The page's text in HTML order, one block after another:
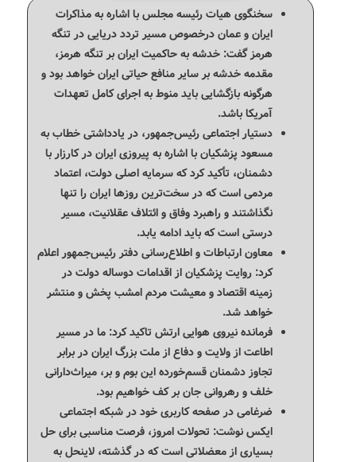
سخنگوی هیات رئیسه مجلس با اشاره به مذاکرات
ایران و عمان درخصوص مسیر تردد دریایی در تنگه
هرمز گفت: خدشه به حاکمیت ایران بر تنگه هرمز،
مقدمه‌ خدشه بر سایر منافع حیاتی ایران خواهد بود و
هرگونه بازگشایی باید منوط به اجرای کامل تعهدات
آمریکا باشد.
دستیار اجتماعی رئیس‌جمهور، در یادداشتی خطاب به
مسعود پزشکیان با اشاره به پیروزی ایران در کارزار با
دشمنان، تأکید کرد که سرمایه اصلی دولت، اعتماد
مردمی است که در سخت‌ترین روزها ایران را تنها
نگذاشتند و راهبرد وفاق و ائتلاف عقلانیت، مسیر
درستی است که باید ادامه یابد.
معاون ارتباطات و اطلاع‌رسانی دفتر رئیس‌جمهور اعلام
کرد: روایت پزشکیان از اقدامات دوساله دولت در
زمینه اقتصاد و معیشت مردم امشب پخش و منتشر
خواهد شد.
فرمانده نیروی هوایی ارتش تاکید کرد: ما در مسیر
اطاعت از ولایت و دفاع از ملت بزرگ ایران در برابر
تجاوز دشمنان قسم‌خورده‌ این بوم و بر، میراث‌دارانی
خلف و رهروانی جان بر کف خواهیم بود.
ضرغامی در صفحه کاربری خود در شبکه اجتماعی
ایکس نوشت: تحولات امروز، فرصت مناسبی برای حل
بسیاری از معضلاتی‌ است که در گذشته، لاینحل به